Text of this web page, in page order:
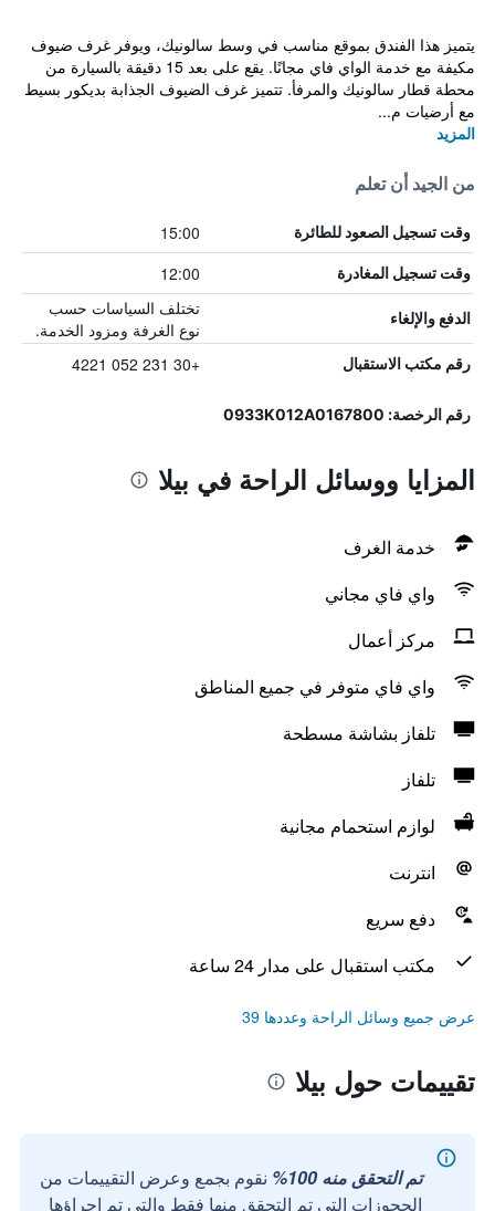
يتميز هذا الفندق بموقع مناسب في وسط سالونيك، ويوفر غرف ضيوف
مكيفة مع خدمة الواي فاي مجانًا. يقع على بعد 15 دقيقة بالسيارة من
محطة قطار سالونيك والمرفأ. تتميز غرف الضيوف الجذابة بديكور بسيط
مع أرضيات م...
المزيد
من الجيد أن تعلم
وقت تسجيل الصعود للطائرة 15:00
وقت تسجيل المغادرة 12:00
الدفع والإلغاء
تختلف السياسات حسب
نوع الغرفة ومزود الخدمة.
رقم مكتب الاستقبال +30 231 052 4221
رقم الرخصة: 0933K012A0167800
المزايا ووسائل الراحة في بيلا
خدمة الغرف
واي فاي مجاني
مركز أعمال
واي فاي متوفر في جميع المناطق
تلفاز بشاشة مسطحة
تلفاز
لوازم استحمام مجانية
انترنت
دفع سريع
مكتب استقبال على مدار 24 ساعة
عرض جميع وسائل الراحة وعددها 39
تقييمات حول بيلا
تم التحقق منه 100%
نقوم بجمع وعرض التقييمات من
الحجوزات التي تم التحقق منها فقط والتي تم إجراؤها